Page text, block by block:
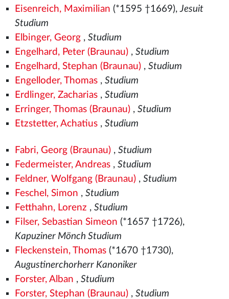
Eisenreich, Maximilian (*1595 †1669),Jesuit
Studium
Elbinger, Georg, Studium
Engelhard, Peter (Braunau), Studium
Engelhard, Stephan (Braunau), Studium
Engelloder, Thomas, Studium
Erdlinger, Zacharias, Studium
Erringer, Thomas (Braunau), Studium
Etzstetter, Achatius, Studium
Fabri, Georg (Braunau), Studium
Federmeister, Andreas, Studium
Feldner, Wolfgang (Braunau), Studium
Feschel, Simon , Studium
Fetthahn, Lorenz , Studium
Filser, Sebastian Simeon (*1657 †1726),
Kapuziner Mönch Studium
Fleckenstein, Thomas(*1670 †1730),
Augustinerchorherr Kanoniker
Forster, Alban , Studium
Forster, Stephan (Braunau), Studium